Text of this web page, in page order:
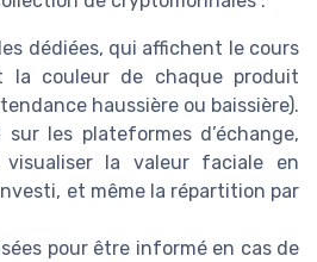
dédiées, qui affichent le cours
la couleur de chaque produit
haussière ou baissière).
sur les plateformes d’échange,
la valeur faciale en
et même la répartition par
pour être informé en cas de